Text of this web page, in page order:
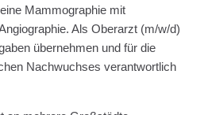
Mammographie mit
Als Oberarzt (m/w/d)
übernehmen und für die
Nachwuchses verantwortlich